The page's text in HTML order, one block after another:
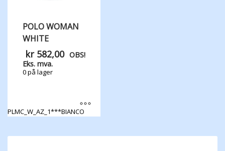
POLO WOMAN
WHITE
kr582,00 OBS!
Eks. mva.
0 på lager
PLMC_W_AZ_1***BIANCO